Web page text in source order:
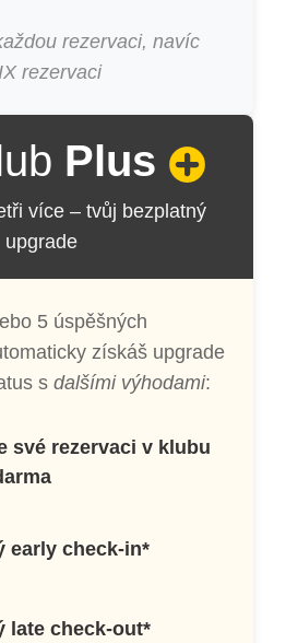
rezervaci, navíc
rezervaci
Plus
více – tvůj bezplatný
upgrade
5 úspěšných
získáš upgrade
s dalšími výhodami:
své rezervaci v klubu
early check-in*
late check-out*